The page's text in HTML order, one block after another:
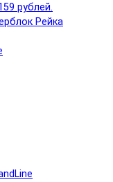
рублей.
Рейка